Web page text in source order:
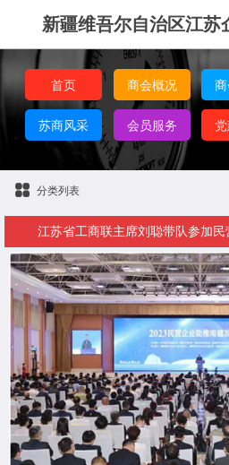
新疆维吾尔自治区江苏
首页 商会概况
苏商风采 会员服务
分类列表
江苏省工商联主席刘聪带队参加